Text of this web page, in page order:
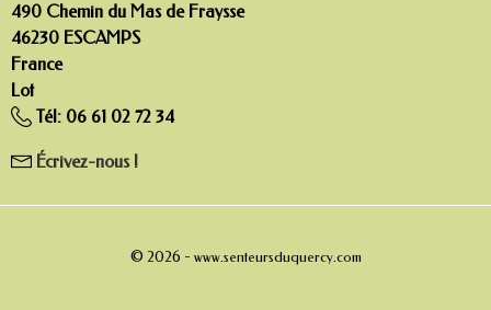
490 Chemin du Mas de Fraysse
46230 ESCAMPS
France
Lot
Tél: 06 61 02 72 34
Écrivez-nous !
© 2026 - www.senteursduquercy.com